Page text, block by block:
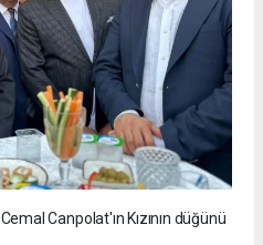
Canpolat'ın Kızının düğünü